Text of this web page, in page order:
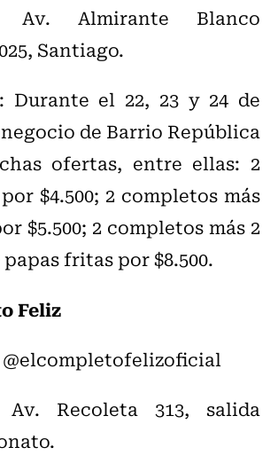
Av. Almirante Blanco
Santiago.
Durante el 22, 23 y 24 de
de Barrio República
ofertas, entre ellas: 2
$4.500; 2 completos más
$5.500; 2 completos más 2
fritas por $8.500.
Feliz
Av. Recoleta 313, salida